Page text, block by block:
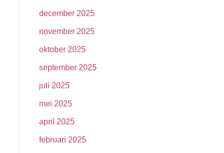
december 2025
november 2025
oktober 2025
september 2025
juli 2025
mei 2025
april 2025
februari 2025